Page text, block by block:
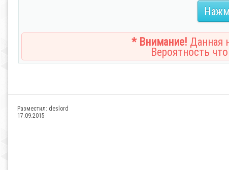
* Внимание! Данная
Вероятность
Разместил: deslord
17.09.2015